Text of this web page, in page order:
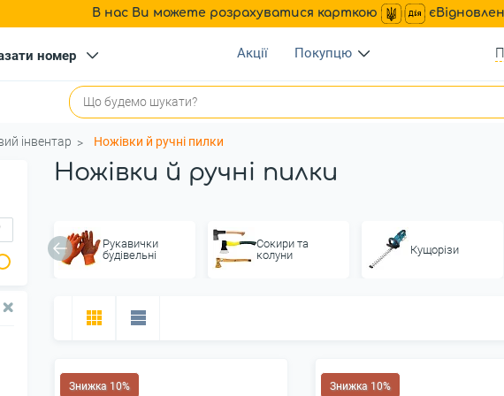
В нас Ви можете розрахуватися карткою
номер Акції Покупцю
інвентар Ножівки й ручні пилки
Ножівки й ручні пилки
Рукавички
будівельні
Сокири та
колуни
Кущорізи
Знижка 10% Знижка 10%